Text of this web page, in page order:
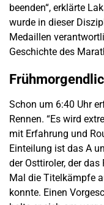
beenden“, erklärte
wurde in dieser
Medaillen
Geschichte des
Schon um 6:40 Uhr
Rennen. “Es wird
mit Erfahrung und
Einteilung ist das A
der Osttiroler, der
Mal die Titelkämpfe
konnte. Einen